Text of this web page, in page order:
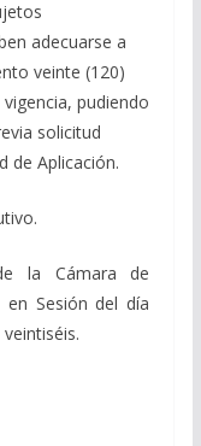
adecuarse a
veinte (120)
pudiendo
solicitud
de Aplicación.
la Cámara de
Sesión del día